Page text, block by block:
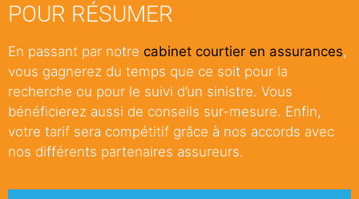
POUR RÉSUMER
En passant par notre cabinet courtier en assurances,
vous gagnerez du temps que ce soit pour la
recherche ou pour le suivi d’un sinistre. Vous
bénéficierez aussi de conseils sur-mesure. Enfin,
votre tarif sera compétitif grâce à nos accords avec
nos différents partenaires assureurs.